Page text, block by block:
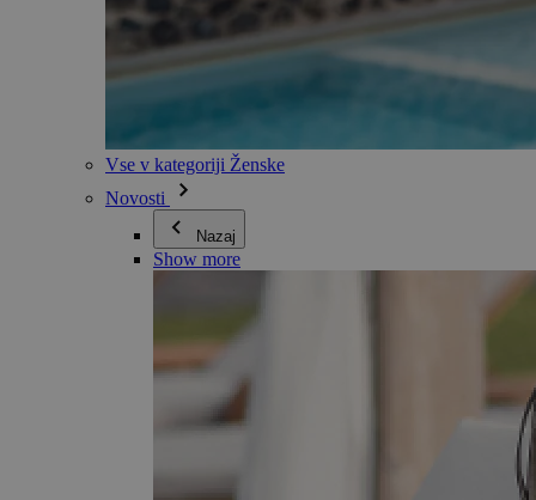
Vse v kategoriji Ženske
Novosti
Nazaj
Show more